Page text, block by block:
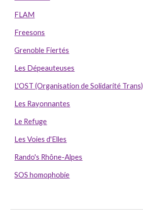
FLAM
Freesons
Grenoble Fiertés
Les Dépeauteuses
L'OST (Organisation de Solidarité Trans)
Les Rayonnantes
Le Refuge
Les Voies d'Elles
Rando's Rhône-Alpes
SOS homophobie